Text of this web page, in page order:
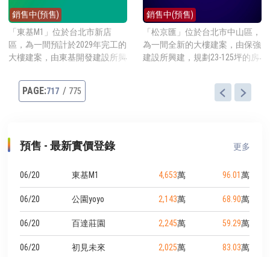
預售 - 最新實價登錄 更多
06/20 東基M1 4,653萬 96.01萬
06/20 公園yoyo 2,143萬 68.90萬
06/20 百達莊園 2,245萬 59.29萬
06/20 初見未來 2,025萬 83.03萬
分鐘到全聯福利中心內湖葫洲
店，步行10分鐘到哈拉影城，搭
乘捷運可步行3分鐘到捷運葫洲
站。
路上，緊鄰考試院與銓敘部，靠
近世新大學，步行3分鐘可到社
區公園試院公園，步行6分鐘可
到景美溪畔的木柵河濱公園，景
銷售中(預售)
「東基M1」位於台北市新店
區，為一間預計於2029年完工的
大樓建案，由東基開發建設所興
上，靠近捷運大坪林站，2025年
預售開賣時每坪牌價約96-108萬
68戶住家，一樓有1戶店面。公
待大廳、空中花園等。 建案地
分鐘到傳統市場景美市場、或步
行15分鐘到家樂福新店店。步行
至捷運大坪林站約4分鐘，捷運
站的北新路為新店的熱鬧地段，
採買用餐都方便。
銷售中(預售)
「松京匯」位於台北市中山區，
為一間全新的大樓建案，由保強
建設所興建，規劃23-125坪的房
近捷運松江南京站，2026年預售
開賣時每坪牌價確認中。 建案
2部電梯，合計共46戶。 建案地
一直以來都是各家金控銀行等金
喩。採買可走路8分鐘到全聯福
利中心中山南京店，附近步行10
分鐘到林森公園，搭乘捷運也只
要步行2分鐘至捷運南京松江
站，非常方便。
717 775